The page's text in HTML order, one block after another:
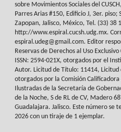
sobre Movimientos Sociales del CUSCH
Parres Arias #150, Edificio J, 3er. piso;
Zapopan, Jalisco, México, Tel. (33) 38
http://www.espiral.cucsh.udg.mx.
espiral.udeg@gmail.com. Editor
Reservas de Derechos al Uso
ISSN: 2594-021X, otorgados por el
Autor. Licitud de Título: 11414, Licitud
otorgados por la Comisión Calificadora
Ilustradas de la Secretaría de
de la Noche, S de RL de CV, Madero
Guadalajara. Jalisco. Este número se
2026 con un tiraje de 1 ejemplar.